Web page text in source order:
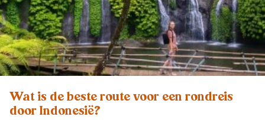
Wat is de beste route voor een rondreis
door Indonesië?